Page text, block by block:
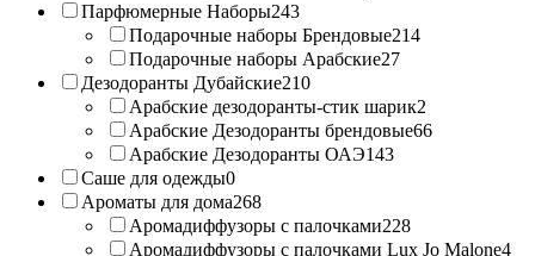
Парфюмерные Наборы243
Подарочные наборы Брендовые214
Подарочные наборы Арабские27
Дезодоранты Дубайские210
Арабские дезодоранты-стик шарик2
Арабские Дезодоранты брендовые66
Арабские Дезодоранты ОАЭ143
Саше для одежды0
Ароматы для дома268
Аромадиффузоры с палочками228
Аромадиффузоры с палочками Lux Jo Malone4